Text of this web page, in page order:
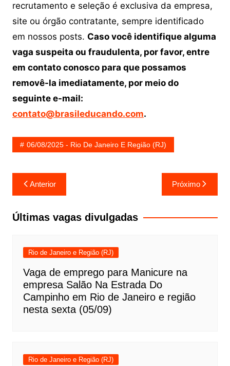
recrutamento e seleção é exclusiva da empresa,
site ou órgão contratante, sempre identificado
em nossos posts. Caso você identifique alguma
vaga suspeita ou fraudulenta, por favor, entre
em contato conosco para que possamos
removê-la imediatamente, por meio do
seguinte e-mail:
contato@brasileducando.com.
06/08/2025 - Rio De Janeiro E Região (RJ)
Navegação
de
Post
Anterior Próximo
Últimas vagas divulgadas
Rio de Janeiro e Região (RJ)
Vaga de emprego para Manicure na
empresa Salão Na Estrada Do
Campinho em Rio de Janeiro e região
nesta sexta (05/09)
Rio de Janeiro e Região (RJ)